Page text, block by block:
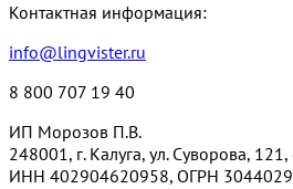
Контактная информация:
info@lingvister.ru
8 800 707 19 40
ИП Морозов П.В.
248001, г. Калуга, ул. Суворова,
ИНН 402904620958, ОГРН